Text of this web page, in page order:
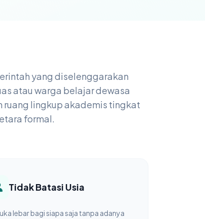
yang diselenggarakan
atau warga belajar dewasa
lingkup akademis tingkat
formal.
Tidak Batasi Usia
lebar bagi siapa saja tanpa adanya